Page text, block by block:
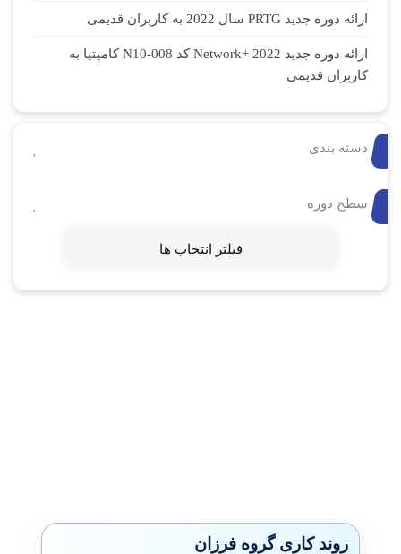
ارائه دوره جدید PRTG سال 2022 به کاربران قدیمی
ارائه دوره جدید Network+ 2022 کد N10-008 کامپتیا به
کاربران قدیمی
دسته بندی
سطح دوره
فیلتر انتخاب ها
روند کاری گروه فرزان